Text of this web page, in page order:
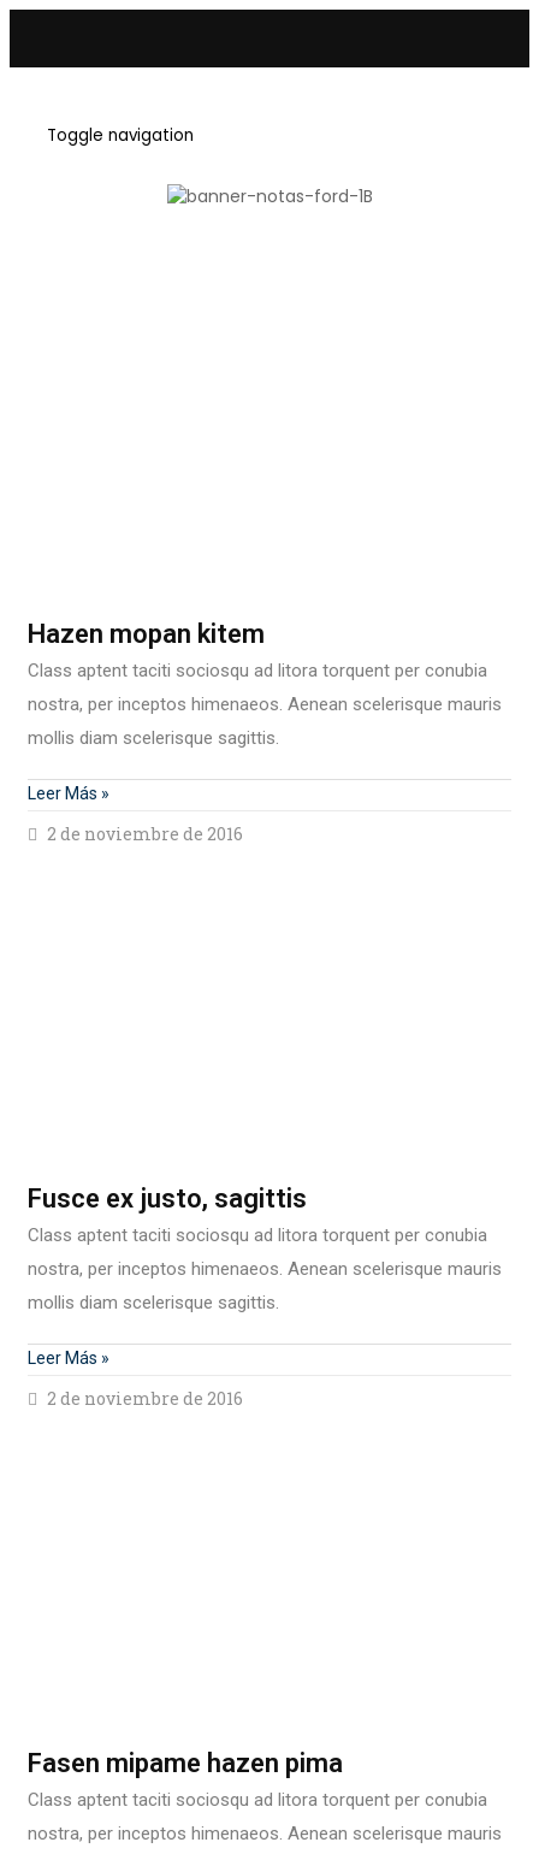
Toggle navigation
Hazen mopan kitem
Class aptent taciti sociosqu ad litora torquent per conubia
nostra, per inceptos himenaeos. Aenean scelerisque mauris
mollis diam scelerisque sagittis.
Leer Más »
2 de noviembre de 2016
Fusce ex justo, sagittis
Class aptent taciti sociosqu ad litora torquent per conubia
nostra, per inceptos himenaeos. Aenean scelerisque mauris
mollis diam scelerisque sagittis.
Leer Más »
2 de noviembre de 2016
Fasen mipame hazen pima
Class aptent taciti sociosqu ad litora torquent per conubia
nostra, per inceptos himenaeos. Aenean scelerisque mauris